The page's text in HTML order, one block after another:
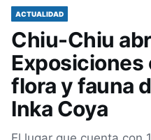
ACTUALIDAD
Chiu-Chiu
Exposiciones
flora y fauna
Inka Coya